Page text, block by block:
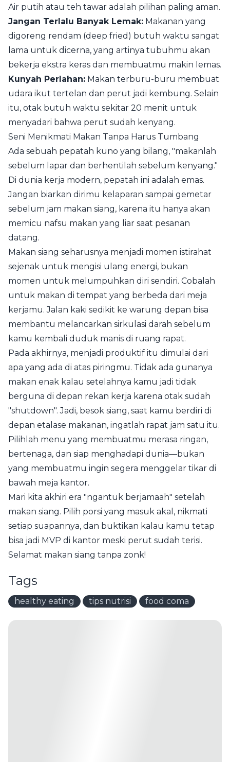
Air putih atau teh tawar adalah pilihan paling aman.
Jangan Terlalu Banyak Lemak: Makanan yang
digoreng rendam (deep fried) butuh waktu sangat
lama untuk dicerna, yang artinya tubuhmu akan
bekerja ekstra keras dan membuatmu makin lemas.
Kunyah Perlahan: Makan terburu-buru membuat
udara ikut tertelan dan perut jadi kembung. Selain
itu, otak butuh waktu sekitar 20 menit untuk
menyadari bahwa perut sudah kenyang.
Seni Menikmati Makan Tanpa Harus Tumbang
Ada sebuah pepatah kuno yang bilang, "makanlah
sebelum lapar dan berhentilah sebelum kenyang."
Di dunia kerja modern, pepatah ini adalah emas.
Jangan biarkan dirimu kelaparan sampai gemetar
sebelum jam makan siang, karena itu hanya akan
memicu nafsu makan yang liar saat pesanan
datang.
Makan siang seharusnya menjadi momen istirahat
sejenak untuk mengisi ulang energi, bukan
momen untuk melumpuhkan diri sendiri. Cobalah
untuk makan di tempat yang berbeda dari meja
kerjamu. Jalan kaki sedikit ke warung depan bisa
membantu melancarkan sirkulasi darah sebelum
kamu kembali duduk manis di ruang rapat.
Pada akhirnya, menjadi produktif itu dimulai dari
apa yang ada di atas piringmu. Tidak ada gunanya
makan enak kalau setelahnya kamu jadi tidak
berguna di depan rekan kerja karena otak sudah
"shutdown". Jadi, besok siang, saat kamu berdiri di
depan etalase makanan, ingatlah rapat jam satu itu.
Pilihlah menu yang membuatmu merasa ringan,
bertenaga, dan siap menghadapi dunia—bukan
yang membuatmu ingin segera menggelar tikar di
bawah meja kantor.
Mari kita akhiri era "ngantuk berjamaah" setelah
makan siang. Pilih porsi yang masuk akal, nikmati
setiap suapannya, dan buktikan kalau kamu tetap
bisa jadi MVP di kantor meski perut sudah terisi.
Selamat makan siang tanpa zonk!
Tags
healthy eating tips nutrisi food coma